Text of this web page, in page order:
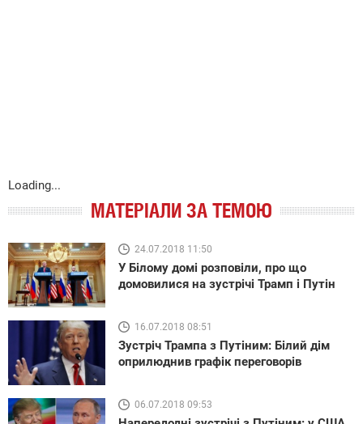
Loading...
МАТЕРІАЛИ ЗА ТЕМОЮ
24.07.2018 11:50
У Білому домі розповіли, про що
домовилися на зустрічі Трамп і Путін
16.07.2018 08:51
Зустріч Трампа з Путіним: Білий дім
оприлюднив графік переговорів
06.07.2018 09:53